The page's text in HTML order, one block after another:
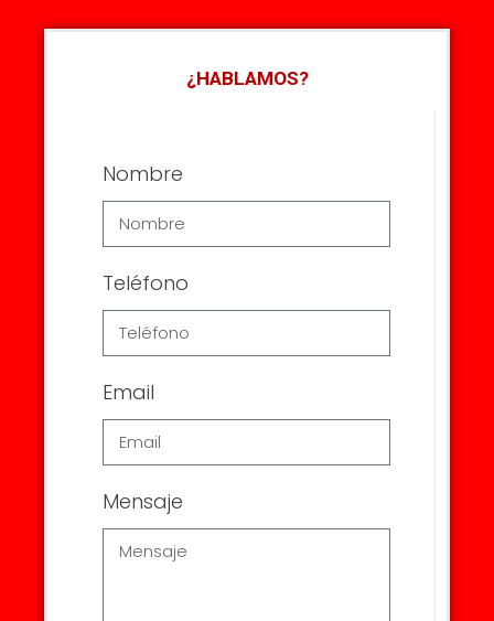
¿HABLAMOS?
Nombre
Teléfono
Email
Mensaje